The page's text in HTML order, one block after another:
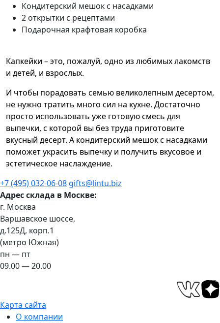
Кондитерский мешок с насадками
2 открытки с рецептами
Подарочная крафтовая коробка
Капкейки – это, пожалуй, одно из любимых лакомств
и детей, и взрослых.
И чтобы порадовать семью великолепным десертом,
не нужно тратить много сил на кухне. Достаточно
просто использовать уже готовую смесь для
выпечки, с которой вы без труда приготовите
вкусный десерт. А кондитерский мешок с насадками
поможет украсить выпечку и получить вкусовое и
эстетическое наслаждение.
+7 (495) 032-06-08 gifts@lintu.biz
Адрес склада в Москве:
г. Москва
Варшавское шоссе,
д.125Д, корп.1
(метро Южная)
пн — пт
09.00 — 20.00
Карта сайта
О компании